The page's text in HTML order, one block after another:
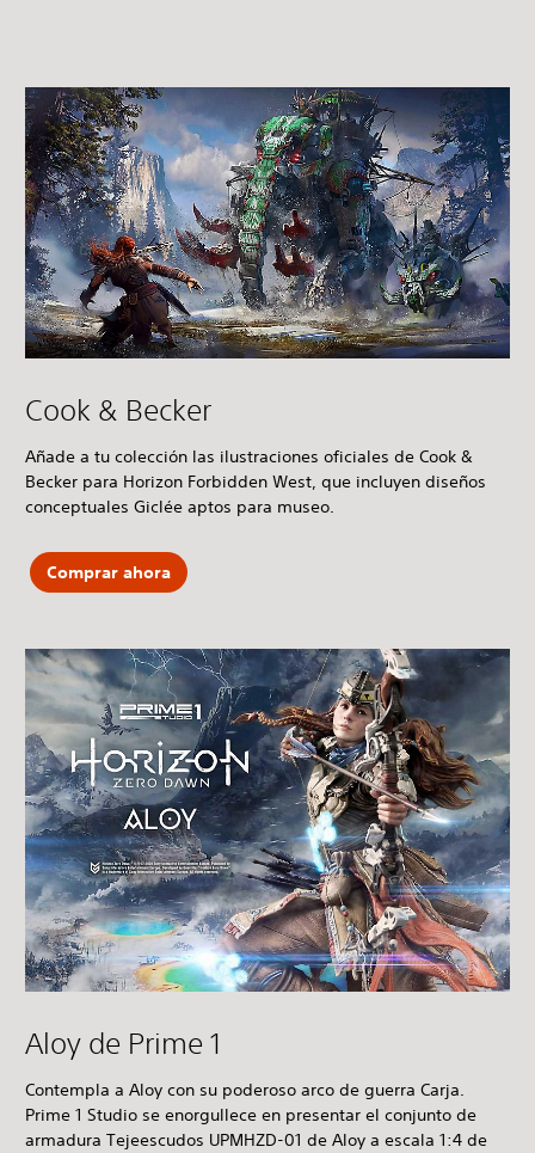
Cook & Becker
Añade a tu colección las ilustraciones oficiales de Cook &
Becker para Horizon Forbidden West, que incluyen diseños
conceptuales Giclée aptos para museo.
Comprar ahora
Aloy de Prime 1
Contempla a Aloy con su poderoso arco de guerra Carja.
Prime 1 Studio se enorgullece en presentar el conjunto de
armadura Tejeescudos UPMHZD-01 de Aloy a escala 1:4 de